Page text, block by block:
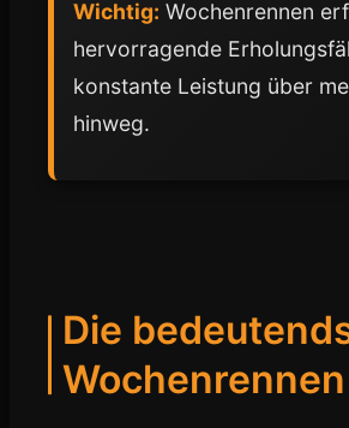
Wichtig: Wochenrennen
hervorragende
konstante Leistung über
hinweg.
Die
Wochenrennen